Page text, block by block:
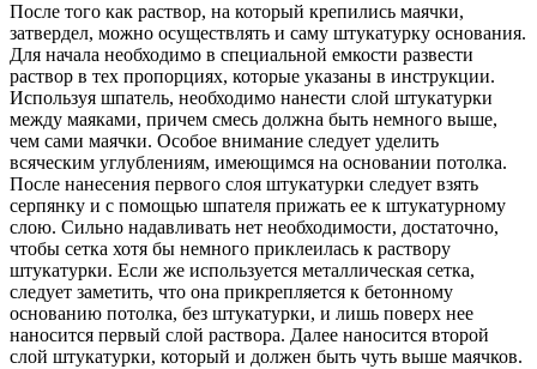
После того как раствор, на который крепились маячки,
затвердел, можно осуществлять и саму штукатурку основания.
Для начала необходимо в специальной емкости развести
раствор в тех пропорциях, которые указаны в инструкции.
Используя шпатель, необходимо нанести слой штукатурки
между маяками, причем смесь должна быть немного выше,
чем сами маячки. Особое внимание следует уделить
всяческим углублениям, имеющимся на основании потолка.
После нанесения первого слоя штукатурки следует взять
серпянку и с помощью шпателя прижать ее к штукатурному
слою. Сильно надавливать нет необходимости, достаточно,
чтобы сетка хотя бы немного приклеилась к раствору
штукатурки. Если же используется металлическая сетка,
следует заметить, что она прикрепляется к бетонному
основанию потолка, без штукатурки, и лишь поверх нее
наносится первый слой раствора. Далее наносится второй
слой штукатурки, который и должен быть чуть выше маячков.